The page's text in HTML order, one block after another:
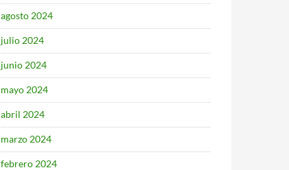
agosto 2024
julio 2024
junio 2024
mayo 2024
abril 2024
marzo 2024
febrero 2024